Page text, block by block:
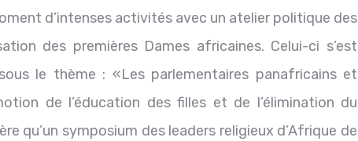
d’intenses activités avec un atelier politique des
des premières Dames africaines. Celui-ci s’est
le thème : «Les parlementaires panafricains et
de l’éducation des filles et de l’élimination du
qu’un symposium des leaders religieux d’Afrique de